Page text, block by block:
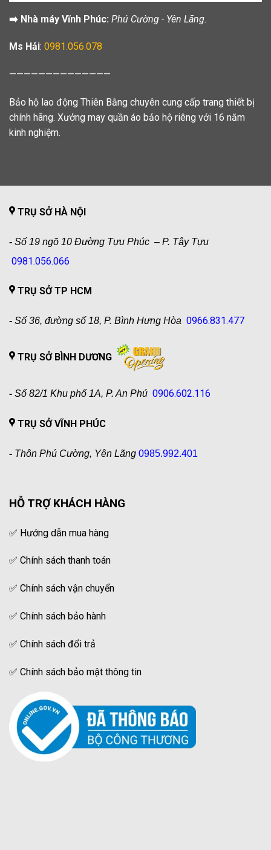
➡️ Nhà máy Vĩnh Phúc: Phú Cường - Yên Lãng.
Ms Hải: 0981.056.078
——————————————
Bảo hộ lao động Thiên Bằng chuyên cung cấp trang thiết bị
chính hãng. Xưởng may quần áo bảo hộ riêng với 16 năm
kinh nghiệm.
TRỤ SỞ HÀ NỘI
- Số 19 ngõ 10 Đường Tựu Phúc – P. Tây Tựu
0981.056.066
TRỤ SỞ TP HCM
- Số 36, đường số 18, P. Bình Hưng Hòa 0966.831.477
TRỤ SỞ BÌNH DƯƠNG
- Số 82/1 Khu phố 1A, P. An Phú 0906.602.116
TRỤ SỞ VĨNH PHÚC
- Thôn Phú Cường, Yên Lãng 0985.992.401
HỖ TRỢ KHÁCH HÀNG
✅ Hướng dẫn mua hàng
✅ Chính sách thanh toán
✅ Chính sách vận chuyển
✅ Chính sách bảo hành
✅ Chính sách đổi trả
✅ Chính sách bảo mật thông tin